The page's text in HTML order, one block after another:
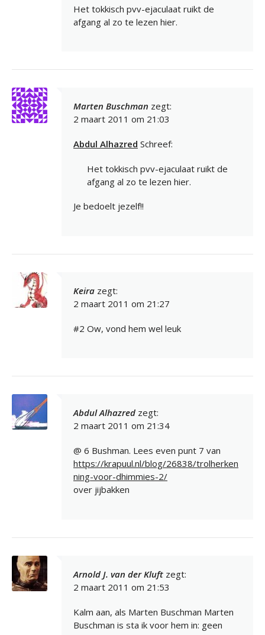
Het tokkisch pvv-ejaculaat ruikt de
afgang al zo te lezen hier.
Marten Buschman zegt:
2 maart 2011 om 21:03
Abdul Alhazred Schreef:
Het tokkisch pvv-ejaculaat ruikt de
afgang al zo te lezen hier.
Je bedoelt jezelf!!
Keira zegt:
2 maart 2011 om 21:27
#2 Ow, vond hem wel leuk
Abdul Alhazred zegt:
2 maart 2011 om 21:34
@ 6 Bushman. Lees even punt 7 van
https://krapuul.nl/blog/26838/trolherken
ning-voor-dhimmies-2/
over jijbakken
Arnold J. van der Kluft zegt:
2 maart 2011 om 21:53
Kalm aan, als Marten Buschman Marten
Buschman is sta ik voor hem in: geen